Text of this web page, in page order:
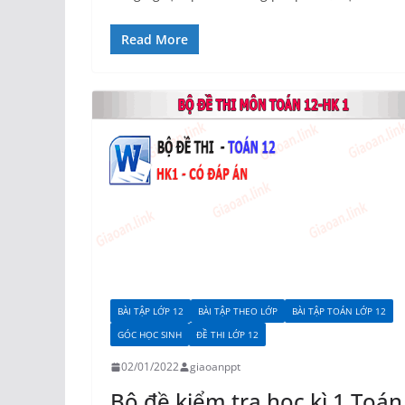
Read More
BÀI TẬP LỚP 12 BÀI TẬP THEO LỚP
BÀI TẬP TOÁN LỚP 12
GÓC HỌC SINH
ĐỀ THI LỚP 12
02/01/2022 giaoanppt